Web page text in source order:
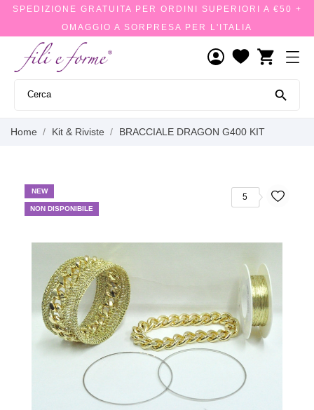
SPEDIZIONE GRATUITA PER ORDINI SUPERIORI A €50 +
OMAGGIO A SORPRESA PER L'ITALIA
shopping_cart

Home Kit & Riviste BRACCIALE DRAGON G400 KIT
NEW
NON DISPONIBILE
5